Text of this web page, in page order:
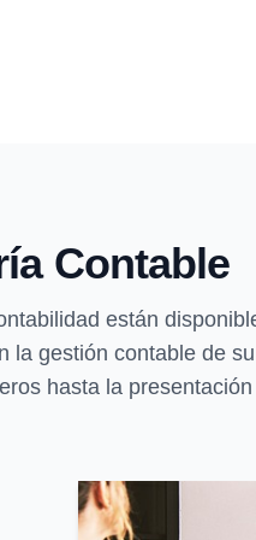
Contable
están
la gestión contable de
hasta la